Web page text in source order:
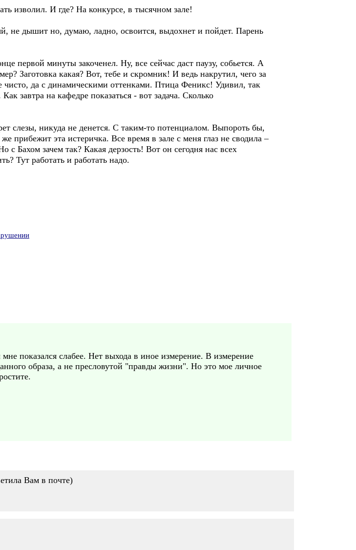
изволил. И где? На конкурсе, в тысячном зале!
не дышит но, думаю, ладно, освоится, выдохнет и пойдет. Парень
первой минуты закоченел. Ну, все сейчас даст паузу, собьется. А
Заготовка какая? Вот, тебе и скромник! И ведь накрутил, чего за
чисто, да с динамическими оттенками. Птица Феникс! Удивил, так
завтра на кафедре показаться - вот задача. Сколько
слезы, никуда не денется. С таким-то потенциалом. Выпороть бы,
прибежит эта истеричка. Все время в зале с меня глаз не сводила –
зачем так? Какая дерзость! Вот он сегодня нас всех
Тут работать и работать надо.
показался слабее. Нет выхода в иное измерение. В измерение
образа, а не пресловутой "правды жизни". Но это мое личное
Вам в почте)